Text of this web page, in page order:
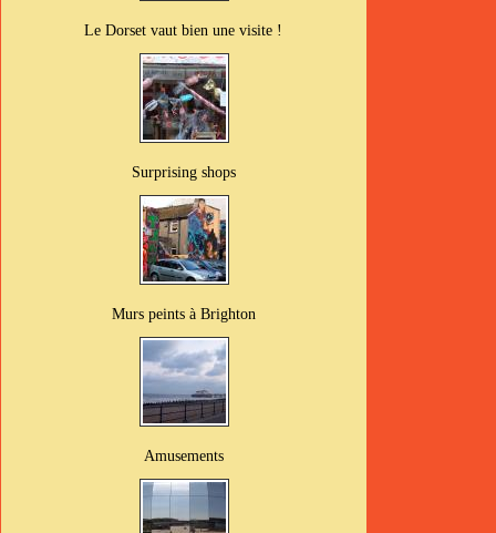
Le Dorset vaut bien une visite !
Surprising shops
Murs peints à Brighton
Amusements